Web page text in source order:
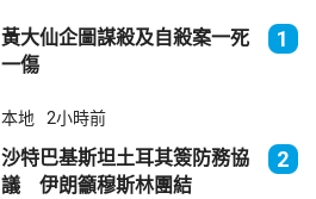
黃大仙企圖謀殺及自殺案一死
一傷
1
本地 2小時前
沙特巴基斯坦土耳其簽防務協
議 伊朗籲穆斯林團結
2